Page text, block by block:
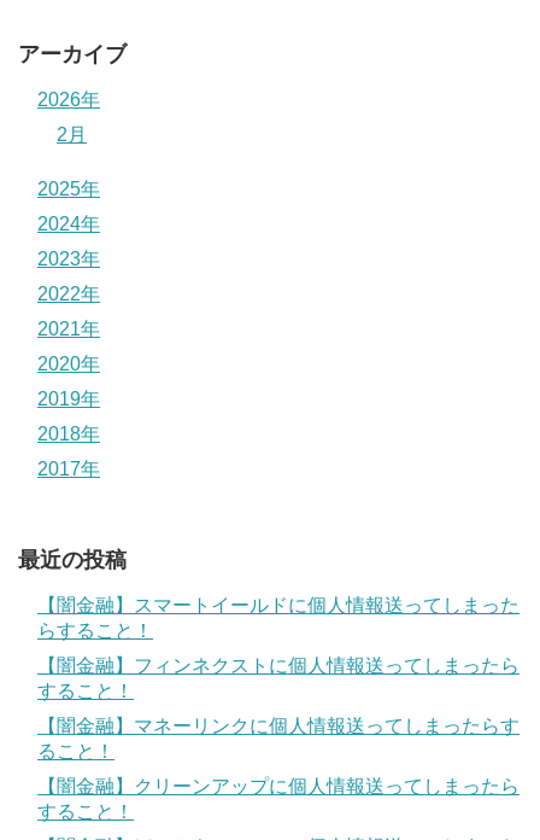
アーカイブ
2026年
2月
2025年
2024年
2023年
2022年
2021年
2020年
2019年
2018年
2017年
最近の投稿
【闇金融】スマートイールドに個人情報送ってしまった
らすること！
【闇金融】フィンネクストに個人情報送ってしまったら
すること！
【闇金融】マネーリンクに個人情報送ってしまったらす
ること！
【闇金融】クリーンアップに個人情報送ってしまったら
すること！